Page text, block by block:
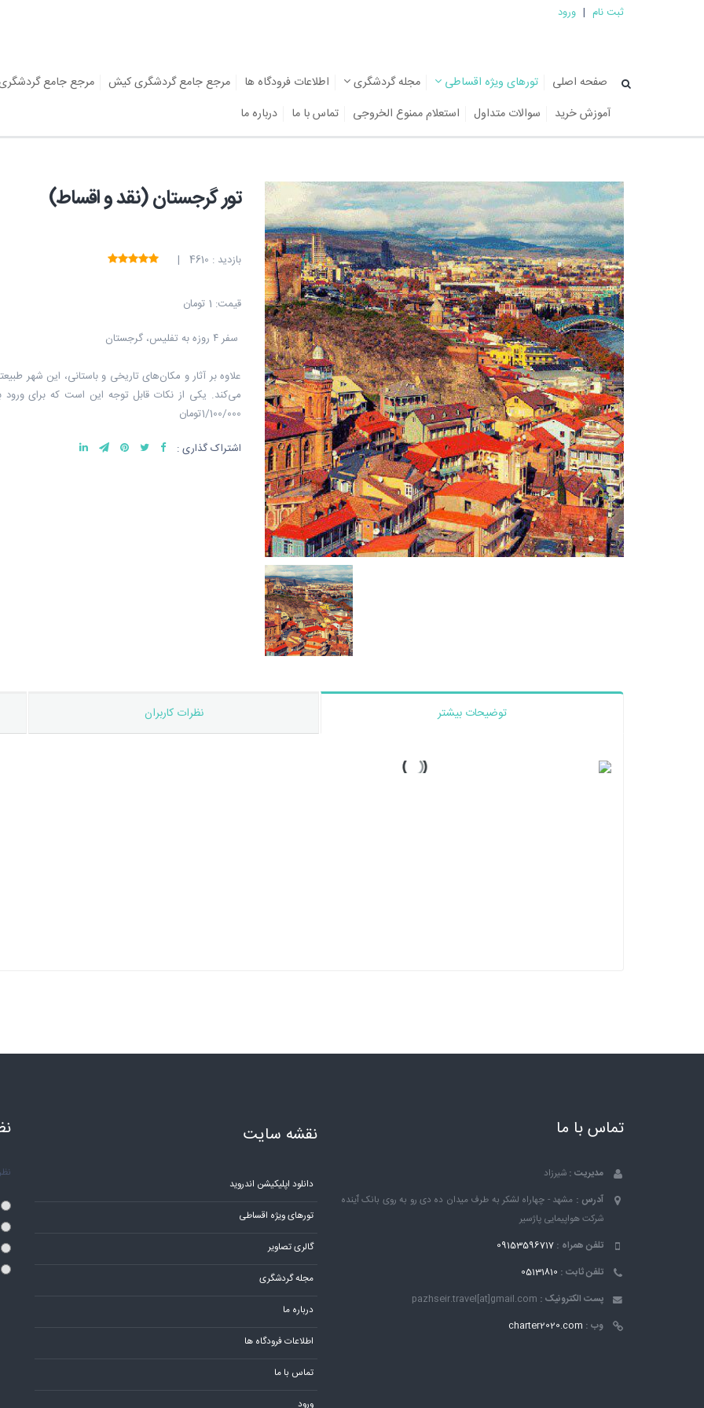
ثبت نام | ورود
صفحه اصلی تورهای ویژه اقساطی مجله گردشگری اطلاعات فرودگاه ها مرجع جامع گردشگری کیش مرجع جامع
آموزش خرید
سوالات متداول استعلام ممنوع الخروجی تماس با ما درباره ما
تور گرجستان (نقد و اقساط)
بازدید : 4610 |
قیمت: 1 تومان
‍ سفر ۴ روزه به تفلیس، گرجستان
علاوه بر آثار و مکان‌های تاریخی و باستانی، این شهر
1/100/000تومان
اشتراک گذاری :
توضیحات بیشتر نظرات کاربران
تماس با ما
مدیریت : شیرزاد
آدرس : مشهد - چهاراه لشکر به طرف میدان ده دی رو به روی بانک ٱینده
شرکت هواپیمایی پاژسیر
تلفن همراه : 09153596717
تلفن ثابت : 05131810
پست الکترونیک : pazhseir.travel[at]gmail.com
وب : charter2020.com
نقشه سایت
دانلود اپلیکیشن اندروید
تورهای ویژه اقساطی
گالری تصاویر
مجله گردشگری
درباره ما
اطلاعات فرودگاه ها
تماس با ما
ورود